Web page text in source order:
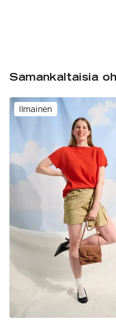
Samankaltaisia
Ilmainen